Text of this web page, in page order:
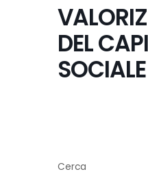
DEL
SOCIALE
Cerca